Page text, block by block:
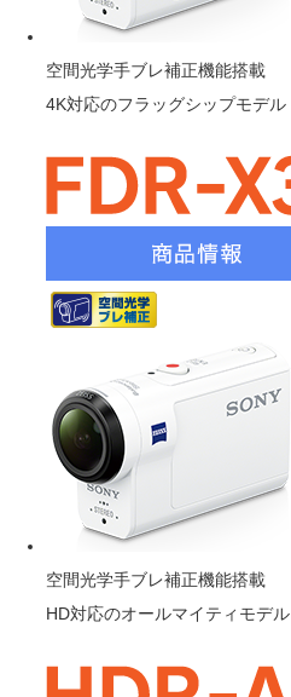
空間光学手ブレ補正機能搭載
4K対応のフラッグシップモデル
空間光学手ブレ補正機能搭載
HD対応のオールマイティモデル